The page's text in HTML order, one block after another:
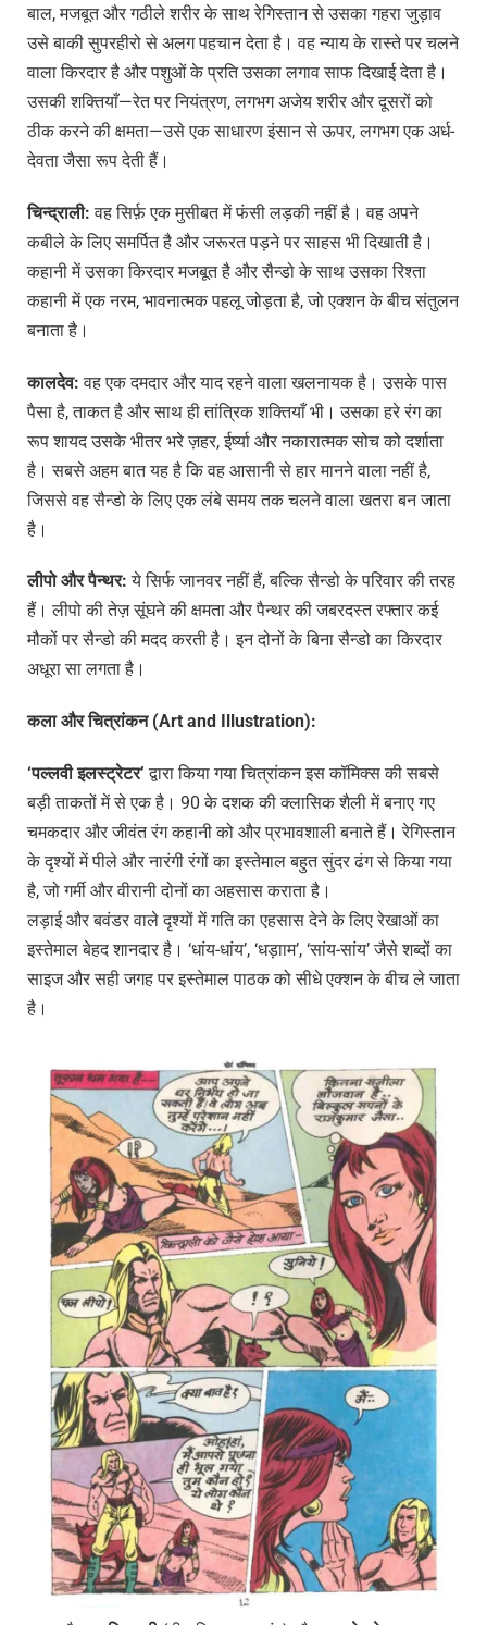
बाल, मजबूत और गठीले शरीर के साथ रेगिस्तान से उसका गहरा जुड़ाव
उसे बाकी सुपरहीरो से अलग पहचान देता है। वह न्याय के रास्ते पर चलने
वाला किरदार है और पशुओं के प्रति उसका लगाव साफ दिखाई देता है।
उसकी शक्तियाँ—रेत पर नियंत्रण, लगभग अजेय शरीर और दूसरों को
ठीक करने की क्षमता—उसे एक साधारण इंसान से ऊपर, लगभग एक अर्ध-
देवता जैसा रूप देती हैं।
चिन्द्राली: वह सिर्फ़ एक मुसीबत में फंसी लड़की नहीं है। वह अपने
कबीले के लिए समर्पित है और जरूरत पड़ने पर साहस भी दिखाती है।
कहानी में उसका किरदार मजबूत है और सैन्डो के साथ उसका रिश्ता
कहानी में एक नरम, भावनात्मक पहलू जोड़ता है, जो एक्शन के बीच संतुलन
बनाता है।
कालदेव: वह एक दमदार और याद रहने वाला खलनायक है। उसके पास
पैसा है, ताकत है और साथ ही तांत्रिक शक्तियाँ भी। उसका हरे रंग का
रूप शायद उसके भीतर भरे ज़हर, ईर्ष्या और नकारात्मक सोच को दर्शाता
है। सबसे अहम बात यह है कि वह आसानी से हार मानने वाला नहीं है,
जिससे वह सैन्डो के लिए एक लंबे समय तक चलने वाला खतरा बन जाता
है।
लीपोऔरपैन्थर: ये सिर्फ जानवर नहीं हैं, बल्कि सैन्डो के परिवार की तरह
हैं। लीपो की तेज़ सूंघने की क्षमता और पैन्थर की जबरदस्त रफ्तार कई
मौकों पर सैन्डो की मदद करती है। इन दोनों के बिना सैन्डो का किरदार
अधूरा सा लगता है।
कलाऔरचित्रांकन (Art and Illustration):
‘पल्लवीइलस्ट्रेटर’ द्वारा किया गया चित्रांकन इस कॉमिक्स की सबसे
बड़ी ताकतों में से एक है। 90 के दशक की क्लासिक शैली में बनाए गए
चमकदार और जीवंत रंग कहानी को और प्रभावशाली बनाते हैं। रेगिस्तान
के दृश्यों में पीले और नारंगी रंगों का इस्तेमाल बहुत सुंदर ढंग से किया गया
है, जो गर्मी और वीरानी दोनों का अहसास कराता है।
लड़ाई और बवंडर वाले दृश्यों में गति का एहसास देने के लिए रेखाओं का
इस्तेमाल बेहद शानदार है। ‘धांय-धांय’, ‘धड़ााम’, ‘सांय-सांय’ जैसे शब्दों का
साइज और सही जगह पर इस्तेमाल पाठक को सीधे एक्शन के बीच ले जाता
है।